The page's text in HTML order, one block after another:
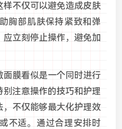
不仅可以避免造成皮肤
胸部肌肤保持紧致和弹
立刻停止操作，避免加
膜看似是一个同时进行
注意操作的技巧和护理
不仅能够最大化护理效
不适。通过合理安排时